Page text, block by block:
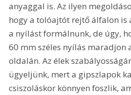
anyaggal is. Az ilyen
hogy a tolóajtót rejtő álfalon is
a nyílást formálnunk, de úgy,
60 mm széles nyílás maradjon
oldalán. Az élek
ügyeljünk, mert a gipszlapok
csiszoláskor könnyen foszlik,